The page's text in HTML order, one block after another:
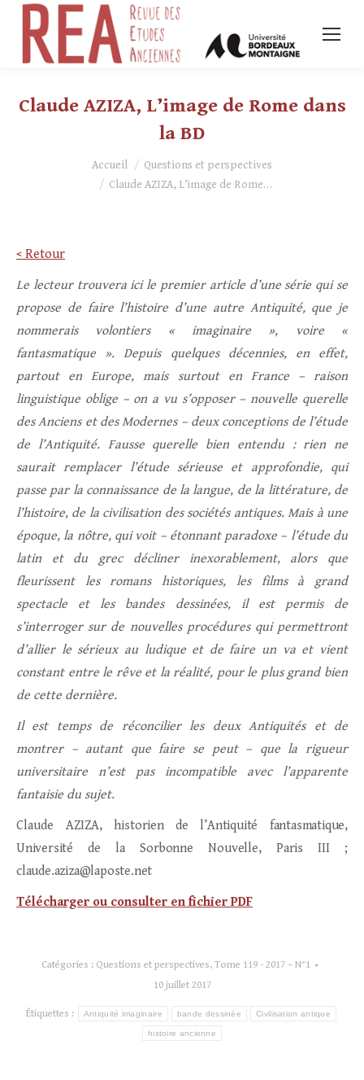
Claude AZIZA, L’image de Rome dans
la BD
Accueil
Questions et perspectives
Claude AZIZA, L’image de Rome…
< Retour
Le lecteur trouvera ici le premier article d’une série qui se
propose de faire l’histoire d’une autre Antiquité, que je
nommerais volontiers « imaginaire », voire «
fantasmatique ». Depuis quelques décennies, en effet,
partout en Europe, mais surtout en France – raison
linguistique oblige – on a vu s’opposer – nouvelle querelle
des Anciens et des Modernes – deux conceptions de l’étude
de l’Antiquité. Fausse querelle bien entendu : rien ne
saurait remplacer l’étude sérieuse et approfondie, qui
passe par la connaissance de la langue, de la littérature, de
l’histoire, de la civilisation des sociétés antiques. Mais à une
époque, la nôtre, qui voit – étonnant paradoxe – l’étude du
latin et du grec décliner inexorablement, alors que
fleurissent les romans historiques, les films à grand
spectacle et les bandes dessinées, il est permis de
s’interroger sur de nouvelles procédures qui permettront
d’allier le sérieux au ludique et de faire un va et vient
constant entre le rêve et la réalité, pour le plus grand bien
de cette dernière.
Il est temps de réconcilier les deux Antiquités et de
montrer – autant que faire se peut – que la rigueur
universitaire n’est pas incompatible avec l’apparente
fantaisie du sujet.
Claude AZIZA, historien de l’Antiquité fantasmatique,
Université de la Sorbonne Nouvelle, Paris III ;
claude.aziza@laposte.net
Télécharger ou consulter en fichier PDF
Catégories : Questions et perspectives, Tome 119 - 2017 – N°1
10 juillet 2017
Étiquettes : Antiquité imaginaire bande dessinée Civilisation antique
histoire ancienne